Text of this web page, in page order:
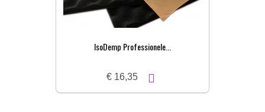
IsoDemp Professionele...
€ 16,35